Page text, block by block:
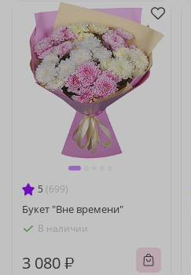
5 (699)
Букет "Вне времени"
В наличии
3 080 ₽